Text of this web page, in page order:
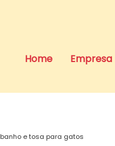
Home Empresa
banho e tosa para gatos